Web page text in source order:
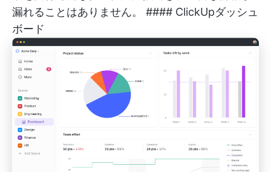
漏れることはありません。 #### ClickUpダッシュ
ボード